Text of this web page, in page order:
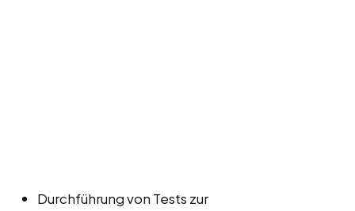
Durchführung von Tests zur